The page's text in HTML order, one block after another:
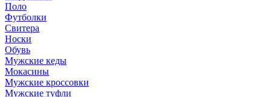
Поло
Футболки
Свитера
Носки
Обувь
Мужские кеды
Мокасины
Мужские кроссовки
Мужские туфли